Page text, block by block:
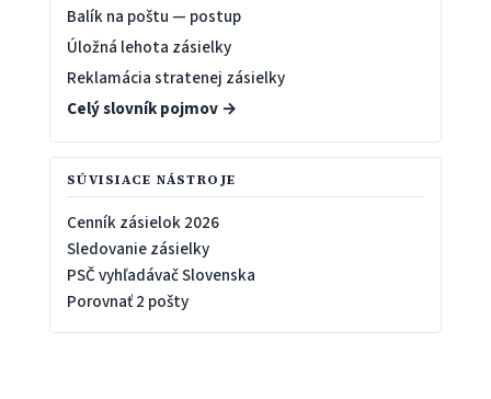
Balík na poštu — postup
Úložná lehota zásielky
Reklamácia stratenej zásielky
Celý slovník pojmov →
SÚVISIACE NÁSTROJE
Cenník zásielok 2026
Sledovanie zásielky
PSČ vyhľadávač Slovenska
Porovnať 2 pošty